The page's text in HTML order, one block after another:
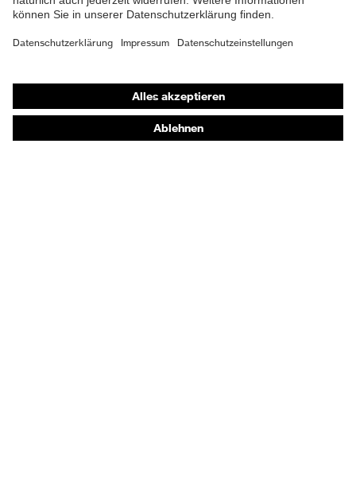
Online-Shop für B2B-Kunden
Online-Shop für Personaldienstleister